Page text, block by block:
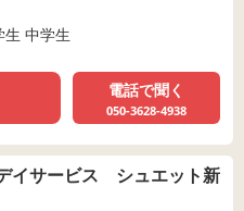
生 中学生
電話で聞く
050-3628-4938
イサービス シュエット新